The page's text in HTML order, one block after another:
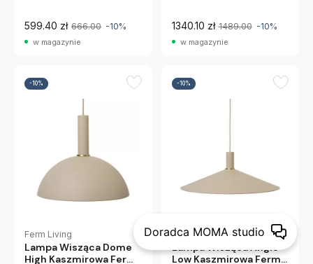
599.40 zł 666.00 -10%
w magazynie
1340.10 zł 1489.00 -10%
w magazynie
-10%
Ferm Living
Lampa Wisząca Dome
High Kaszmirowa Ferm
-10%
Ferm Living
Lampa Wisząca Angle
Low Kaszmirowa Ferm
Doradca MOMA studio